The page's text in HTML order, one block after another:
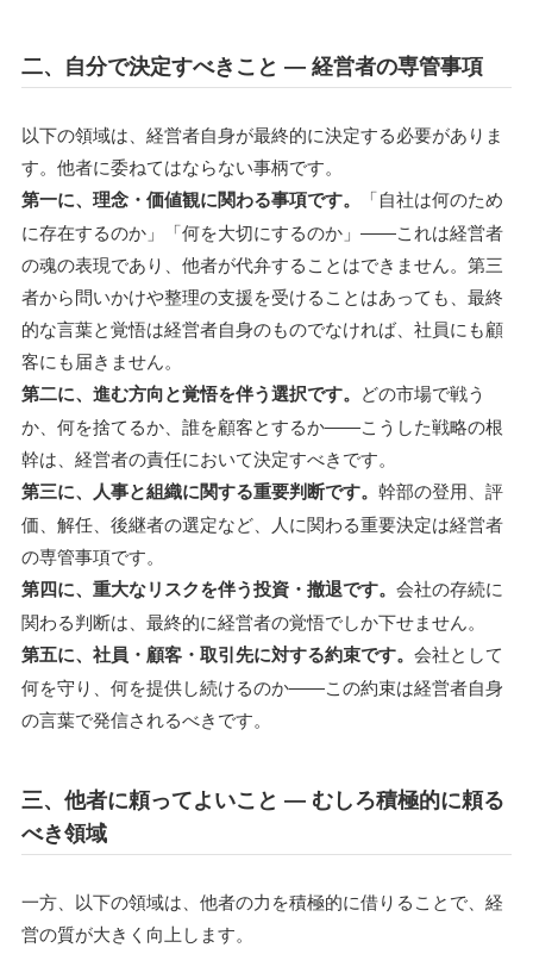
二、自分で決定すべきこと ― 経営者の専管事項
以下の領域は、経営者自身が最終的に決定する必要がありま
す。他者に委ねてはならない事柄です。
第一に、理念・価値観に関わる事項です。
「自社は何のため
に存在するのか」「何を大切にするのか」――これは経営者
の魂の表現であり、他者が代弁することはできません。第三
者から問いかけや整理の支援を受けることはあっても、最終
的な言葉と覚悟は経営者自身のものでなければ、社員にも顧
客にも届きません。
第二に、進む方向と覚悟を伴う選択です。 どの市場で戦う
か、何を捨てるか、誰を顧客とするか――こうした戦略の根
幹は、経営者の責任において決定すべきです。
第三に、人事と組織に関する重要判断です。 幹部の登用、評
価、解任、後継者の選定など、人に関わる重要決定は経営者
の専管事項です。
第四に、重大なリスクを伴う投資・撤退です。 会社の存続に
関わる判断は、最終的に経営者の覚悟でしか下せません。
第五に、社員・顧客・取引先に対する約束です。 会社として
何を守り、何を提供し続けるのか――この約束は経営者自身
の言葉で発信されるべきです。
三、他者に頼ってよいこと ― むしろ積極的に頼る
べき領域
一方、以下の領域は、他者の力を積極的に借りることで、経
営の質が大きく向上します。